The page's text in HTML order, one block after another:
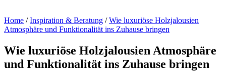
Home / Inspiration & Beratung / Wie luxuriöse Holzjalousien
Atmosphäre und Funktionalität ins Zuhause bringen
Wie luxuriöse Holzjalousien Atmosphäre
und Funktionalität ins Zuhause bringen